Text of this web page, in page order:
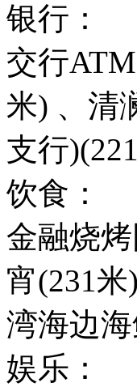
银行：
交行
米) 、清
支行
饮食：
金融烧
宵(231
湾海边
娱乐：